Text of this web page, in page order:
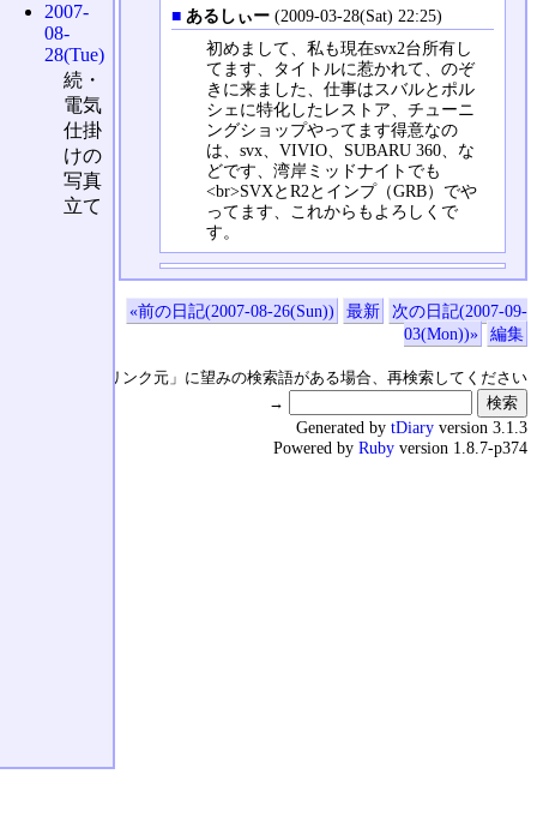
■ あるしぃー (2009-03-28(Sat) 22:25)
初めまして、私も現在svx2台所有し
てます、タイトルに惹かれて、のぞ
きに来ました、仕事はスバルとポル
シェに特化したレストア、チューニ
ングショップやってます得意なの
は、svx、VIVIO、SUBARU 360、な
どです、湾岸ミッドナイトでも
<br>SVXとR2とインプ（GRB）でや
ってます、これからもよろしくで
す。
«前の日記(2007-08-26(Sun)) 最新
次の日記(2007-09-
03(Mon))»
編集
↑の「本日のリンク元」に望みの検索語がある場合、再検索してください
→
2007-
08-
28(Tue)
続・
電気
仕掛
けの
写真
立て
Generated by tDiary version 3.1.3
Powered by Ruby version 1.8.7-p374